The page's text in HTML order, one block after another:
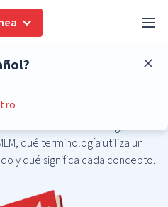
el marketing multinivel y
qué terminología utiliza un
y qué significa cada concepto.